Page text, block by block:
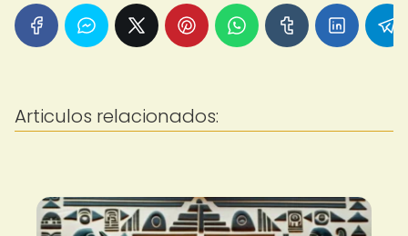
Articulos relacionados: